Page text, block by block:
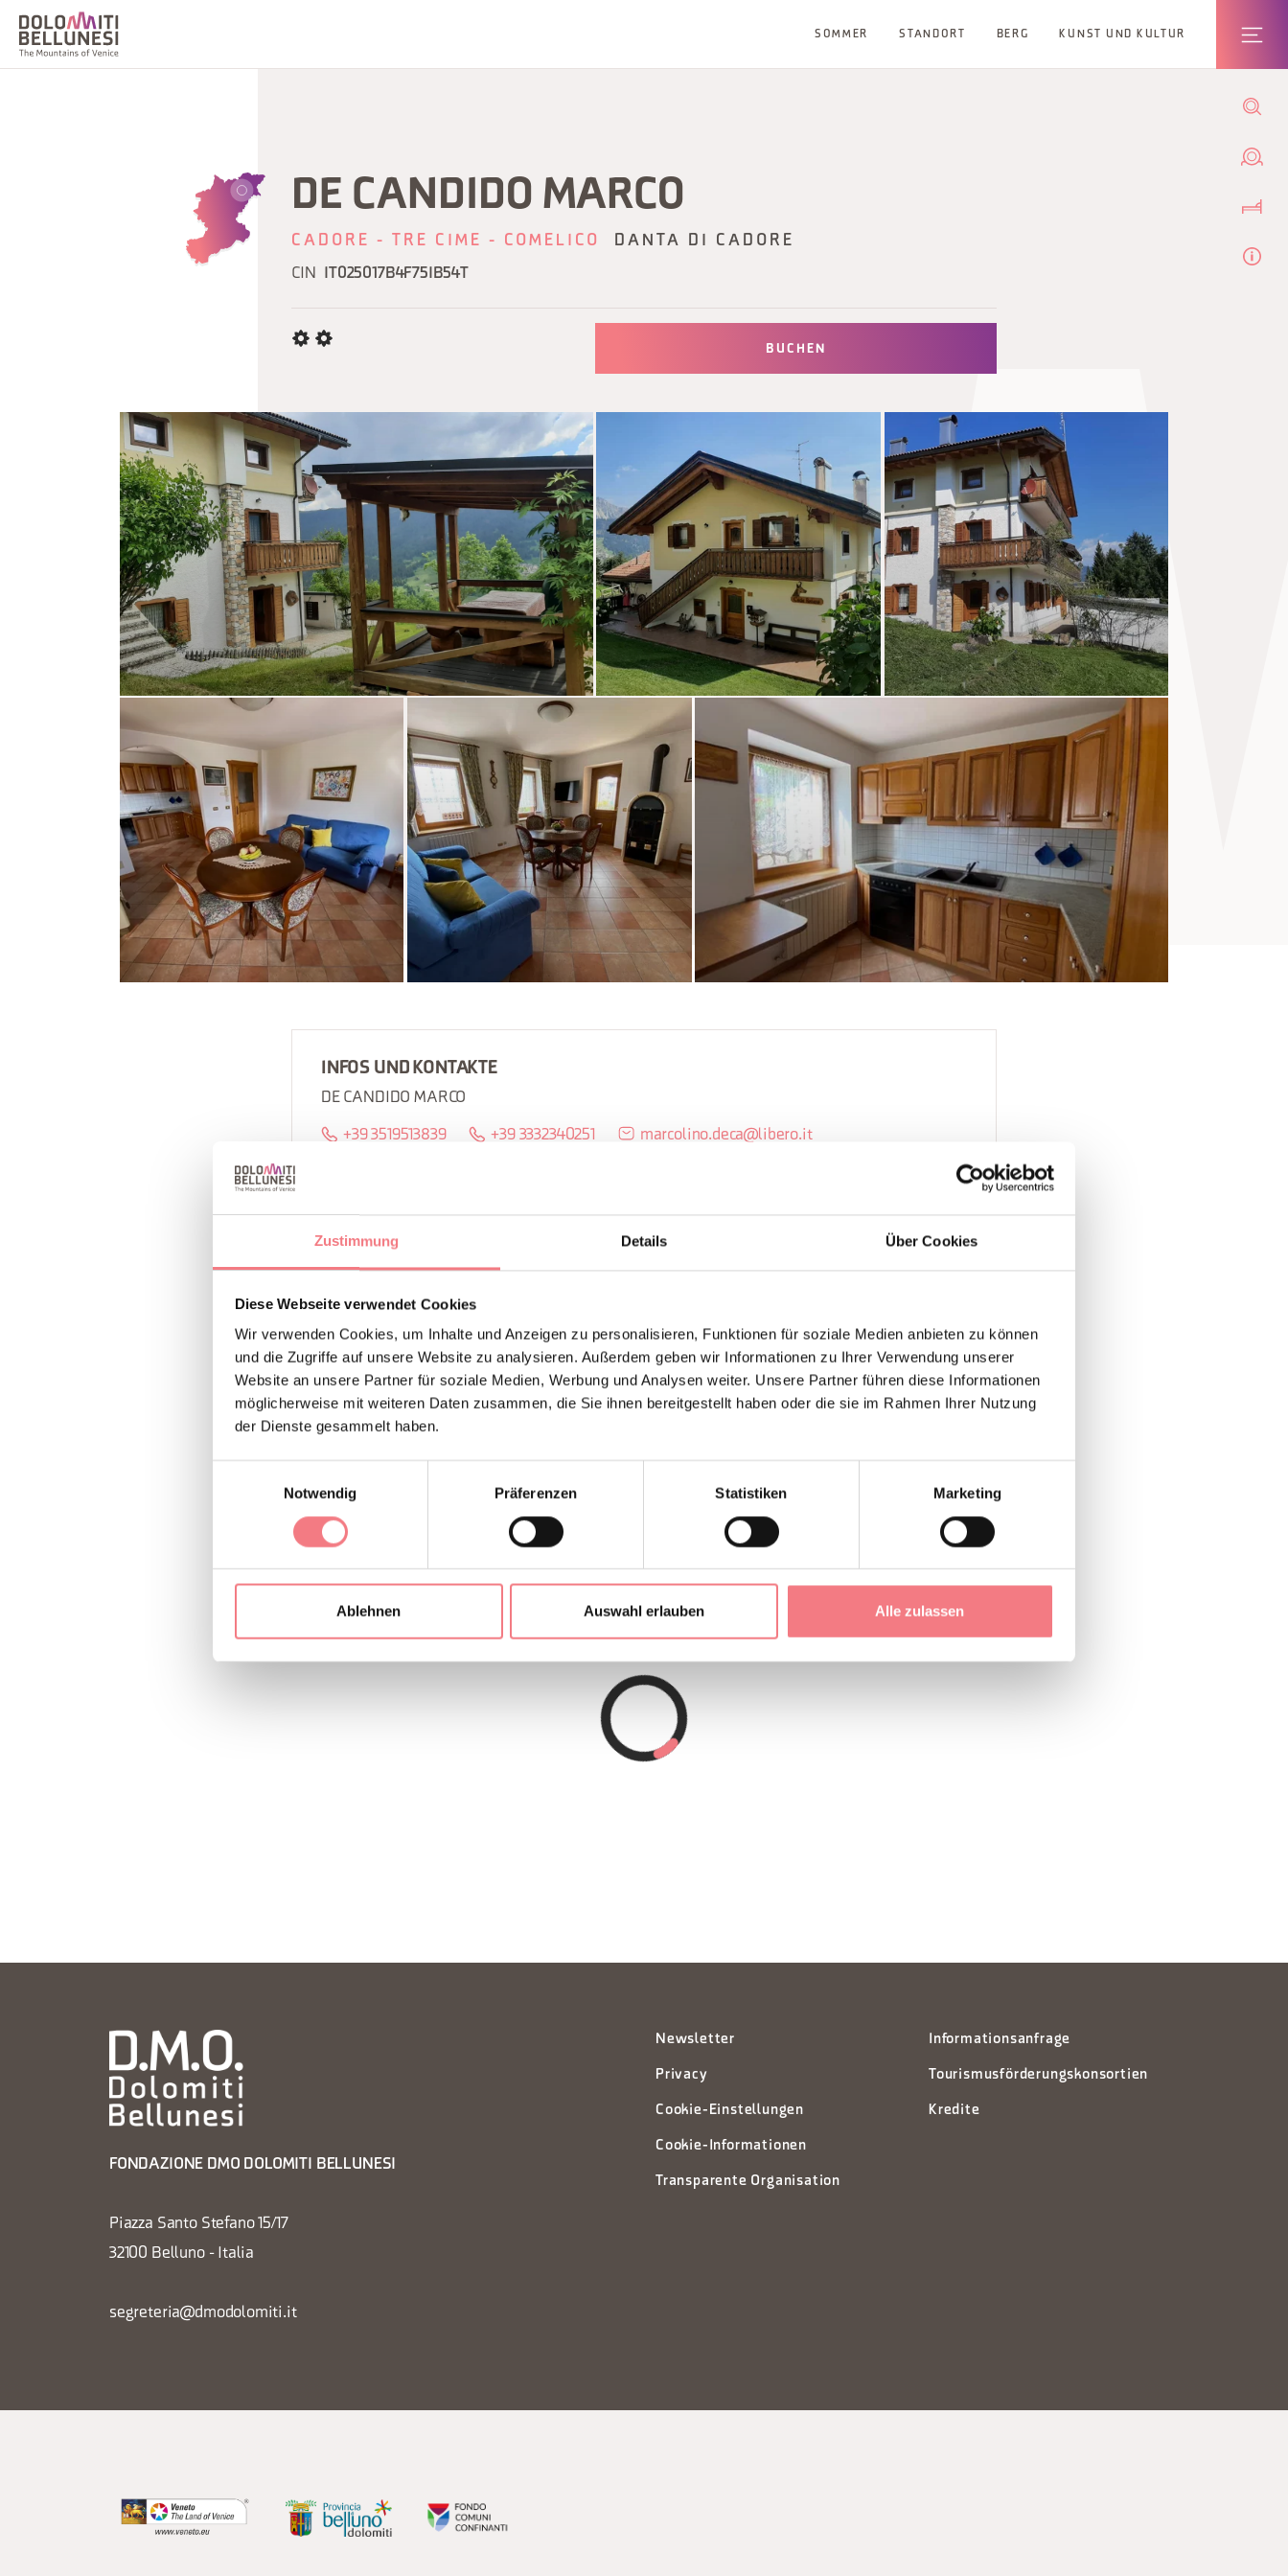
Zustimmung Details Über Cookies
Diese Webseite verwendet Cookies
Wir verwenden Cookies, um Inhalte und Anzeigen zu personalisieren, Funktionen für soziale Medien anbieten zu können
und die Zugriffe auf unsere Website zu analysieren. Außerdem geben wir Informationen zu Ihrer Verwendung unserer
Website an unsere Partner für soziale Medien, Werbung und Analysen weiter. Unsere Partner führen diese Informationen
möglicherweise mit weiteren Daten zusammen, die Sie ihnen bereitgestellt haben oder die sie im Rahmen Ihrer Nutzung
der Dienste gesammelt haben.
Notwendig
Präferenzen Statistiken Marketing
Ablehnen Auswahl erlauben Alle zulassen
SOMMER STANDORT BERG KUNST UND KULTUR
DE CANDIDO MARCO
CADORE - TRE CIME - COMELICO
DANTA DI CADORE
CIN
IT025017B4F75IB54T
BUCHEN
INFOS UND KONTAKTE
DE CANDIDO MARCO
+39 3519513839 +39 3332340251 marcolino.deca@libero.it
So erreichen Sie uns
BUCHEN
Ferienwohnung im Hochparterre, in einer ruhigen und panoramischen Gegend, nur wenige Schritte vom
Zentrum entfernt, bestehend aus einem großen Wohnzimmer mit Küchenzeile, einem Schlafzimmer
mit Doppelbett und einem Badezimmer.Es besteht auch die
Möglichkeit, eine Krippe
für kleinere
Reisende
Private Parkplätze und Garten zur Verfügung.
FONDAZIONE DMO DOLOMITI BELLUNESI
Piazza Santo Stefano 15/17
32100 Belluno - Italia
segreteria@dmodolomiti.it
Newsletter
Privacy
Cookie-Einstellungen
Cookie-Informationen
Transparente Organisation
Informationsanfrage
Tourismusförderungskonsortien
Kredite